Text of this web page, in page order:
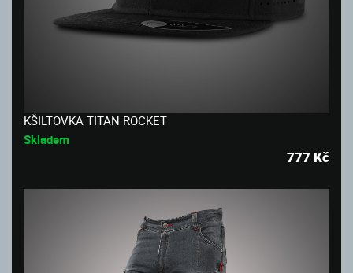
KŠILTOVKA TITAN ROCKET
Skladem
777 Kč